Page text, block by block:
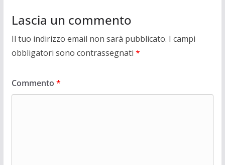
Lascia un commento
Il tuo indirizzo email non sarà pubblicato. I campi
obbligatori sono contrassegnati *
Commento *